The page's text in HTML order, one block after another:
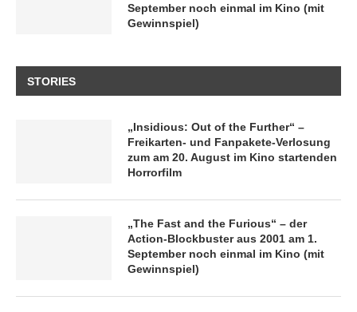
September noch einmal im Kino (mit
Gewinnspiel)
STORIES
„Insidious: Out of the Further“ –
Freikarten- und Fanpakete-Verlosung
zum am 20. August im Kino startenden
Horrorfilm
„The Fast and the Furious“ – der
Action-Blockbuster aus 2001 am 1.
September noch einmal im Kino (mit
Gewinnspiel)